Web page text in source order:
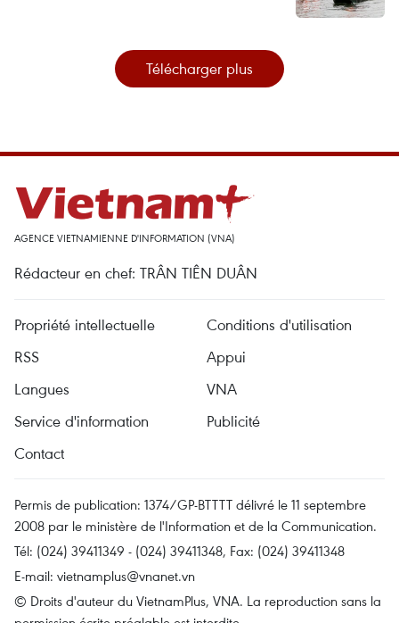
Télécharger plus
AGENCE VIETNAMIENNE D'INFORMATION (VNA)
Rédacteur en chef: TRÂN TIÊN DUÂN
Propriété intellectuelle
Conditions d'utilisation
RSS
Appui
Langues
VNA
Service d'information
Publicité
Contact
Permis de publication: 1374/GP-BTTTT délivré le 11 septembre
2008 par le ministère de l'Information et de la Communication.
Tél: (024) 39411349 - (024) 39411348, Fax: (024) 39411348
E-mail: vietnamplus@vnanet.vn
© Droits d'auteur du VietnamPlus, VNA. La reproduction sans la